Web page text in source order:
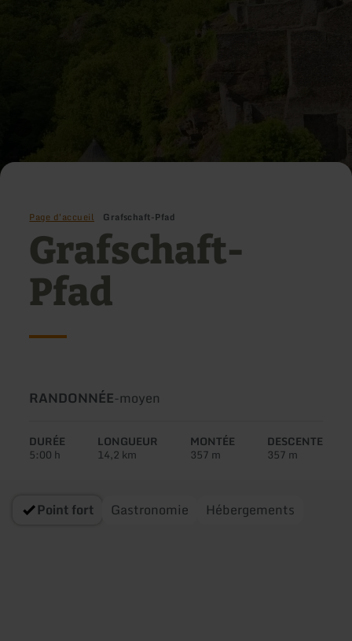
Page d'accueil Grafschaft-Pfad
Grafschaft-
Pfad
Type
circuit:
RANDONNÉE-Difficulté:
moyen
DURÉE
5:00 h
LONGUEUR
14,2 km
MONTÉE
357 m
DESCENTE
357 m
Point fort Gastronomie Hébergements